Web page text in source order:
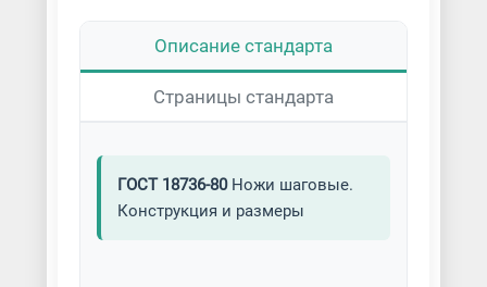
Описание стандарта
Страницы стандарта
ГОСТ 18736-80Ножи шаговые.
Конструкция и размеры